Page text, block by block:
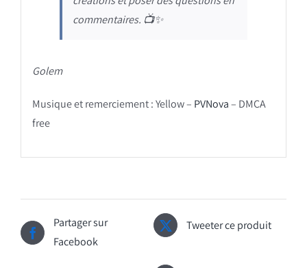
commentaires. 📺✨
Golem
Musique et remerciement : Yellow – PVNova– DMCA
free
Partager sur
Facebook
Tweeter ce produit